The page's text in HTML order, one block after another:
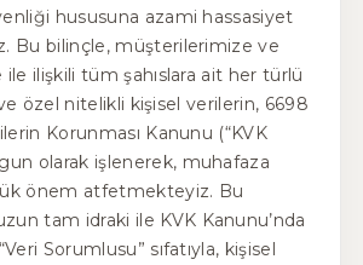
hususuna azami hassasiyet
Bu bilinçle, müşterilerimize ve
ilişkili tüm şahıslara ait her türlü
özel nitelikli kişisel verilerin, 6698
Korunması Kanunu (“KVK
olarak işlenerek, muhafaza
önem atfetmekteyiz. Bu
tam idraki ile KVK Kanunu’nda
Sorumlusu” sıfatıyla, kişisel